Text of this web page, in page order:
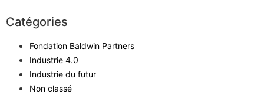
Catégories
Fondation Baldwin Partners
Industrie 4.0
Industrie du futur
Non classé